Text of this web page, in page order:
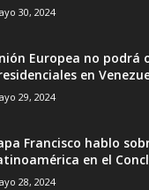
30, 2024
Europea no podrá
en
29, 2024
Francisco hablo
en el
28, 2024